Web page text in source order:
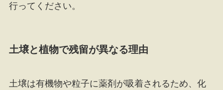
行ってください。
土壌と植物で残留が異なる理由
土壌は有機物や粒子に薬剤が吸着されるため、化